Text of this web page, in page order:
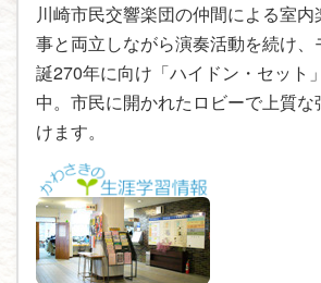
川崎市民交響楽団の仲間による室
事と両立しながら演奏活動を続け、
誕270年に向け「ハイドン・セット
中。市民に開かれたロビーで上質な
けます。